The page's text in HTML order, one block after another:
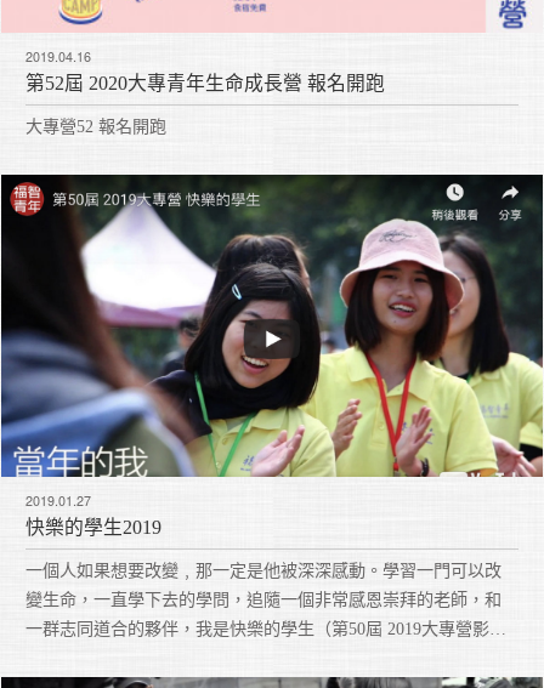
2019.04.16
第52屆 2020大專青年生命成長營 報名開跑
大專營52 報名開跑
2019.01.27
快樂的學生2019
一個人如果想要改變﹐那一定是他被深深感動。學習一門可以改
變生命，一直學下去的學問，追隨一個非常感恩崇拜的老師，和
一群志同道合的夥伴，我是快樂的學生（第50屆 2019大專營影